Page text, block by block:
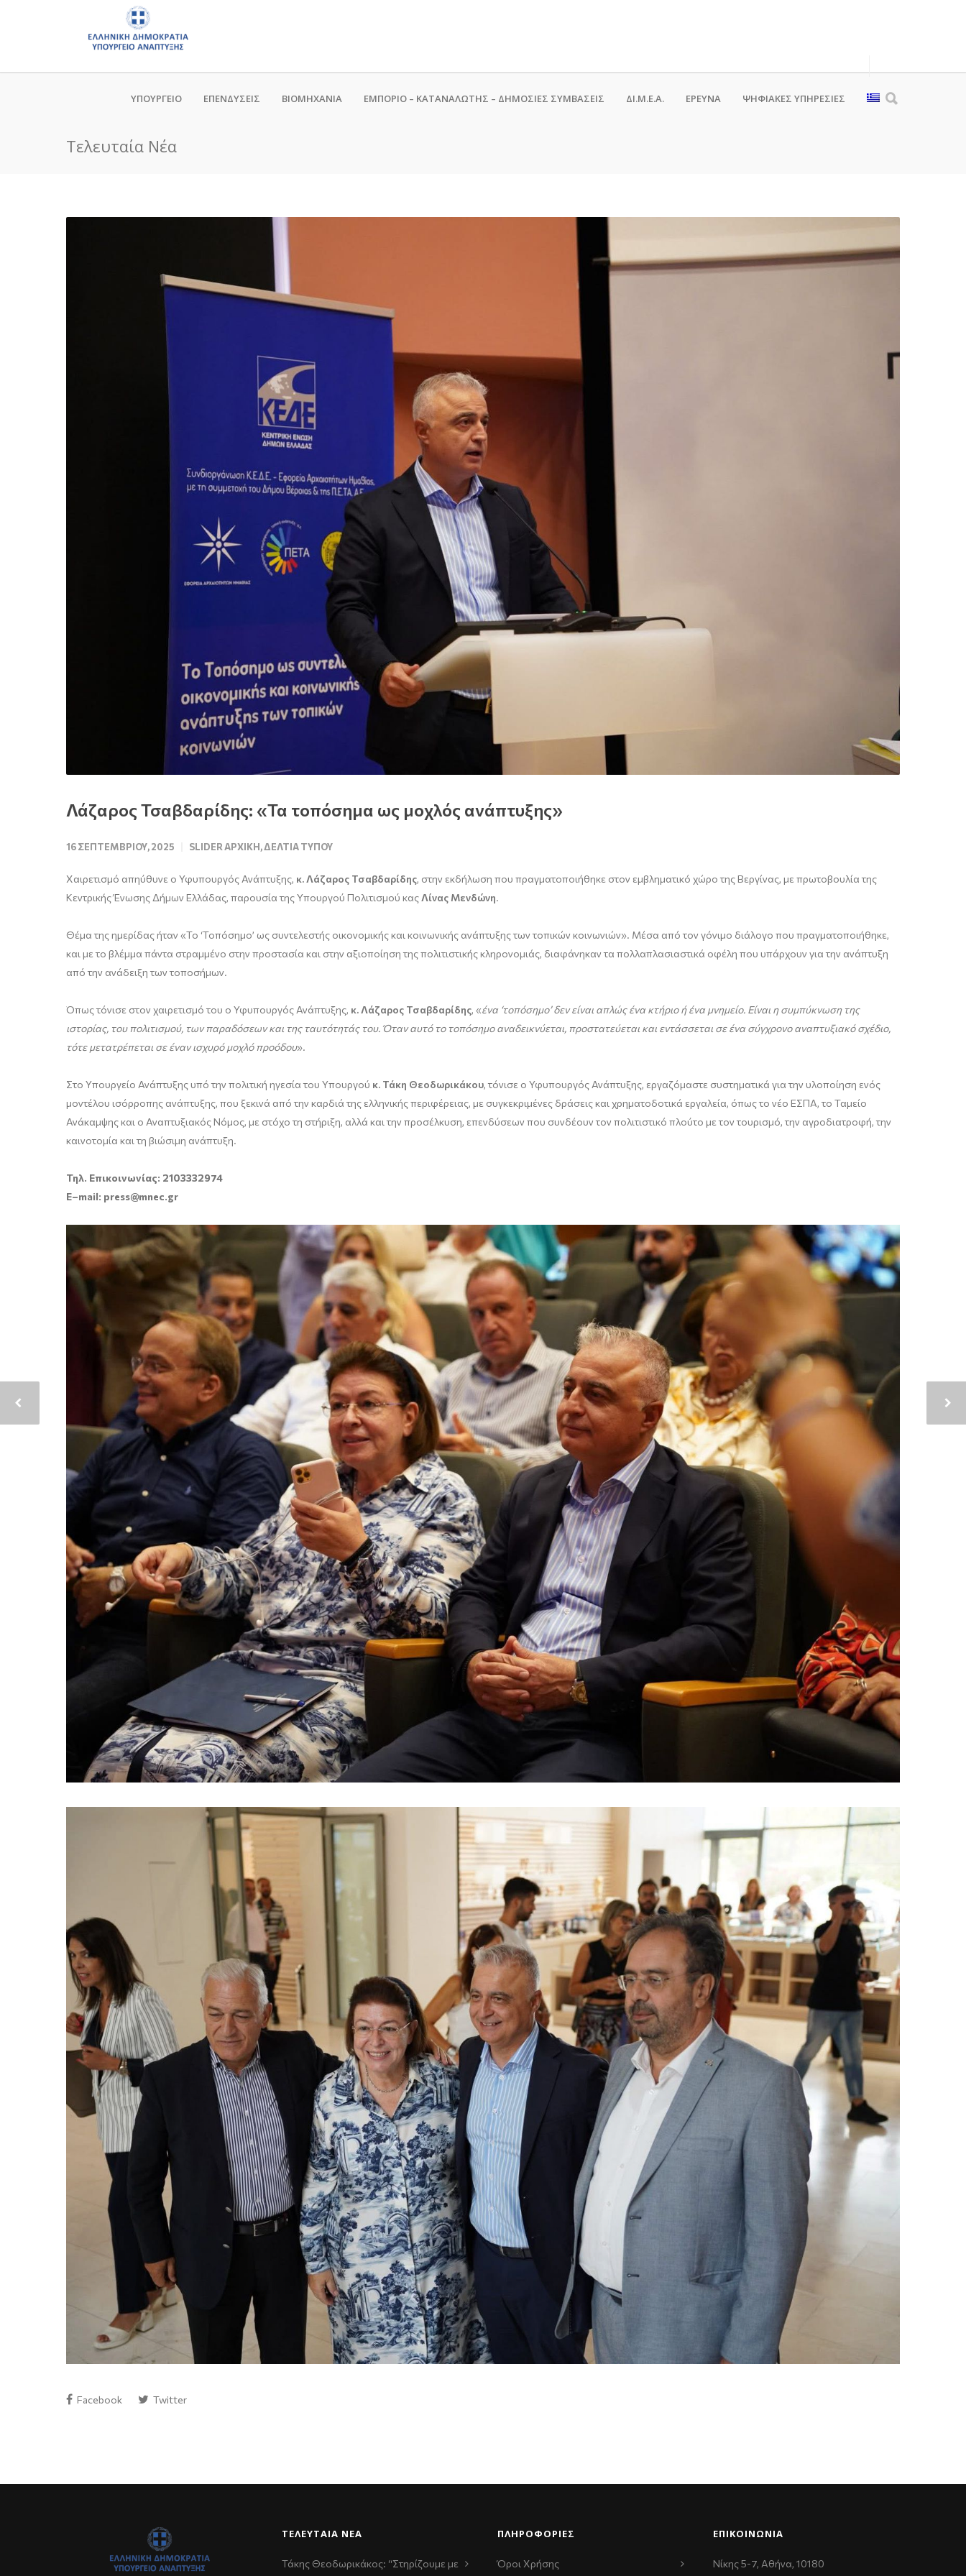
ΥΠΟΥΡΓΕΙΟ ΕΠΕΝΔΥΣΕΙΣ ΒΙΟΜΗΧΑΝΙΑ ΕΜΠΟΡΙΟ – ΚΑΤΑΝΑΛΩΤΗΣ – ΔΗΜΟΣΙΕΣ ΣΥΜΒΑΣΕΙΣ ΔΙ.Μ.Ε.Α. ΕΡΕΥΝΑ ΨΗΦΙΑΚΈΣ ΥΠΗΡΕΣΊΕΣ
Τελευταία Νέα
Λάζαρος Τσαβδαρίδης: «Τα τοπόσημα ως μοχλός ανάπτυξης»
16 ΣΕΠΤΕΜΒΡΊΟΥ, 2025 SLIDER ΑΡΧΙΚΉ,ΔΕΛΤΊΑ ΤΎΠΟΥ
Χαιρετισμό απηύθυνε ο Υφυπουργός Ανάπτυξης, κ. Λάζαρος Τσαβδαρίδης, στην εκδήλωση που πραγματοποιήθηκε στον εμβληματικό χώρο της Βεργίνας, με πρωτοβουλία της
Κεντρικής Ένωσης Δήμων Ελλάδας, παρουσία της Υπουργού Πολιτισμού κας Λίνας Μενδώνη.
Θέμα της ημερίδας ήταν «Το ‘Τοπόσημο’ ως συντελεστής οικονομικής και κοινωνικής ανάπτυξης των τοπικών κοινωνιών». Μέσα από τον γόνιμο διάλογο που πραγματοποιήθηκε,
και με το βλέμμα πάντα στραμμένο στην προστασία και στην αξιοποίηση της πολιτιστικής κληρονομιάς, διαφάνηκαν τα πολλαπλασιαστικά οφέλη που υπάρχουν για την ανάπτυξη
από την ανάδειξη των τοποσήμων.
Όπως τόνισε στον χαιρετισμό του ο Υφυπουργός Ανάπτυξης, κ. Λάζαρος Τσαβδαρίδης, «ένα ‘τοπόσημο’δεν είναι απλώς ένα κτήριο ή ένα μνημείο. Είναι η συμπύκνωση της
ιστορίας, του πολιτισμού, των παραδόσεων και της ταυτότητάς του. Όταν αυτό το τοπόσημο αναδεικνύεται, προστατεύεται και εντάσσεται σε ένα σύγχρονο αναπτυξιακό σχέδιο,
τότε μετατρέπεται σε έναν ισχυρό μοχλό προόδου».
Στο Υπουργείο Ανάπτυξης υπό την πολιτική ηγεσία του Υπουργού κ. Τάκη Θεοδωρικάκου, τόνισε ο Υφυπουργός Ανάπτυξης, εργαζόμαστε συστηματικά για την υλοποίηση ενός
μοντέλου ισόρροπης ανάπτυξης, που ξεκινά από την καρδιά της ελληνικής περιφέρειας, με συγκεκριμένες δράσεις και χρηματοδοτικά εργαλεία, όπως το νέο ΕΣΠΑ, το Ταμείο
Ανάκαμψης και ο Αναπτυξιακός Νόμος, με στόχο τη στήριξη, αλλά και την προσέλκυση, επενδύσεων που συνδέουν τον πολιτιστικό πλούτο με τον τουρισμό, την αγροδιατροφή, την
καινοτομία και τη βιώσιμη ανάπτυξη.
Τηλ. Επικοινωνίας: 2103332974
E–mail: press@mnec.gr
Facebook Twitter
ΤΕΛΕΥΤΑΊΑ ΝΈΑ
Τάκης Θεοδωρικάκος: “Στηρίζουμε με
ΠΛΗΡΟΦΟΡΙΕΣ
Όροι Χρήσης
ΕΠΙΚΟΙΝΩΝΊΑ
Νίκης 5-7, Αθήνα, 10180